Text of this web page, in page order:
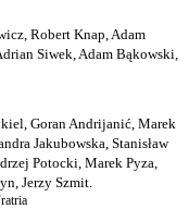
Robert Knap, Adam
Siwek, Adam Bąkowski,
Goran Andrijanić, Marek
Jakubowska, Stanisław
Potocki, Marek Pyza,
Jerzy Szmit.